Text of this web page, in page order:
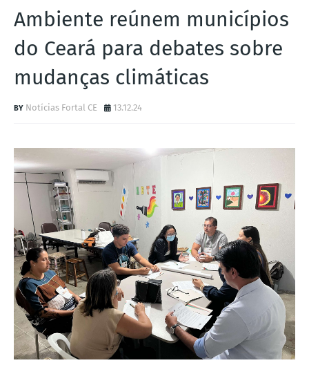
Ambiente reúnem municípios
do Ceará para debates sobre
mudanças climáticas
Notícias Fortal CE 13.12.24